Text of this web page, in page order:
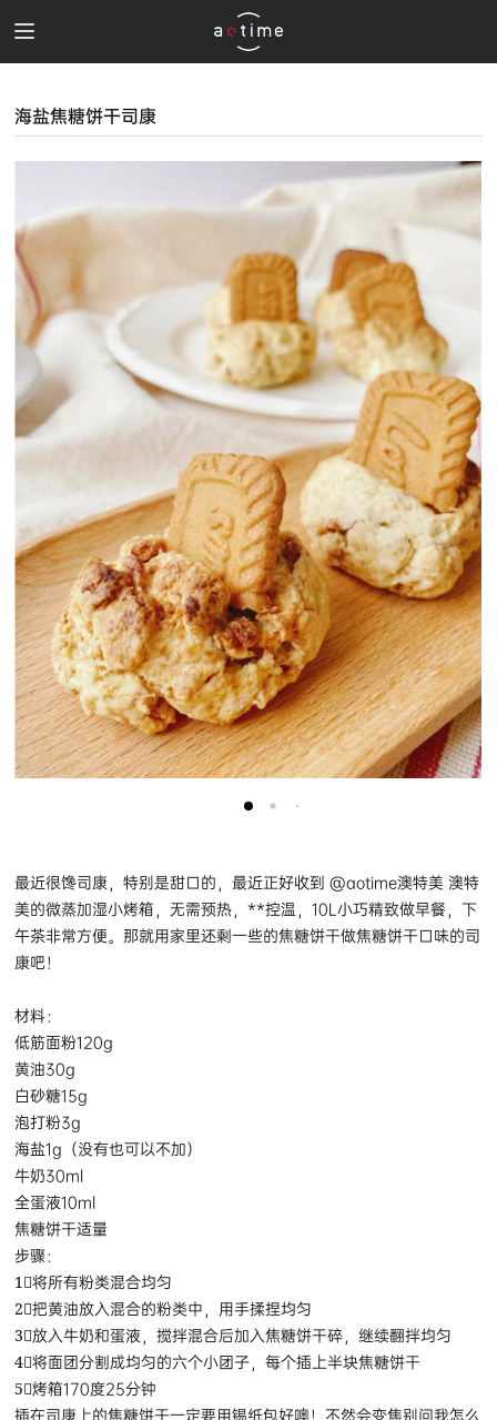
海盐焦糖饼干司康
最近很馋司康，特别是甜口的，最近正好收到 @aotime澳特美 澳特
美的微蒸加湿小烤箱，无需预热，**控温，10L小巧精致做早餐，下
午茶非常方便。那就用家里还剩一些的焦糖饼干做焦糖饼干口味的司
康吧！
材料：
低筋面粉120g
黄油30g
白砂糖15g
泡打粉3g
海盐1g（没有也可以不加）
牛奶30ml
全蛋液10ml
焦糖饼干适量
步骤：
1⃣️将所有粉类混合均匀
2⃣️把黄油放入混合的粉类中，用手揉捏均匀
3⃣️放入牛奶和蛋液，搅拌混合后加入焦糖饼干碎，继续翻拌均匀
4⃣️将面团分割成均匀的六个小团子，每个插上半块焦糖饼干
5⃣️烤箱170度25分钟
插在司康上的焦糖饼干一定要用锡纸包好噢！不然会变焦别问我怎么